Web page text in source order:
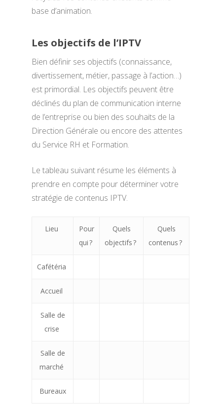
base d’animation.
Les objectifs de l’IPTV
Bien définir ses objectifs (connaissance,
divertissement, métier, passage à l’action…)
est primordial. Les objectifs peuvent être
déclinés du plan de communication interne
de l’entreprise ou bien des souhaits de la
Direction Générale ou encore des attentes
du Service RH et Formation.
Le tableau suivant résume les éléments à
prendre en compte pour déterminer votre
stratégie de contenus IPTV.
Lieu
Pour
qui ?
Quels
objectifs ?
Quels
contenus ?
Cafétéria
Accueil
Salle de
crise
Salle de
marché
Bureaux